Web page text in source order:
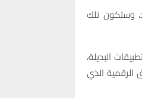
وستكون تلك
البديلة،
الرقمية الذي